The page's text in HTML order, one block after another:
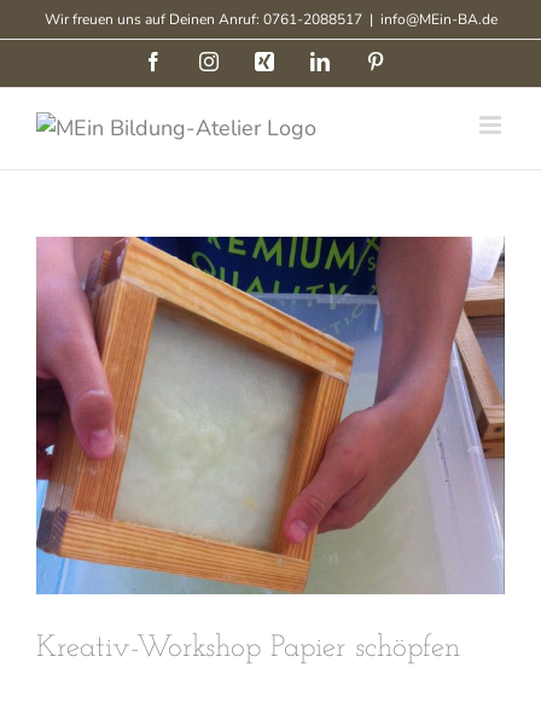
Inhalt
springen
Wir freuen uns auf Deinen Anruf: 0761-2088517 | info@MEin-BA.de
FacebookInstagramXing LinkedIn
Kreativ-Workshop Papier schöpfen